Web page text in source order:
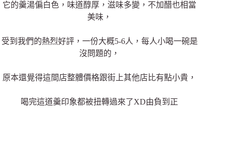
它的羹湯偏白色，味道醇厚，滋味多變，不加醋也相當
美味，
受到我們的熱烈好評， 一份大概5-6人，每人小喝一碗是
沒問題的，
原本還覺得這間店整體價格跟街上其他店比有點小貴，
喝完這道羹印象都被扭轉過來了XD由負到正